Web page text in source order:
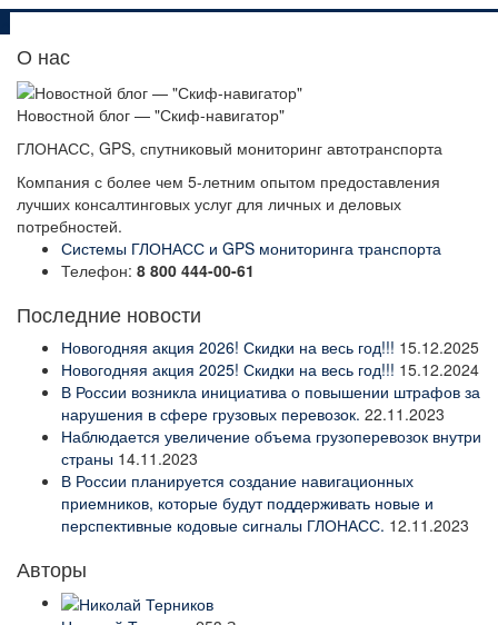
О нас
Новостной блог — "Скиф-навигатор"
ГЛОНАСС, GPS, спутниковый мониторинг автотранспорта
Компания с более чем 5-летним опытом предоставления
лучших консалтинговых услуг для личных и деловых
потребностей.
Системы ГЛОНАСС и GPS мониторинга транспорта
Телефон: 8 800 444-00-61
Последние новости
Новогодняя акция 2026! Скидки на весь год!!! 15.12.2025
Новогодняя акция 2025! Скидки на весь год!!! 15.12.2024
В России возникла инициатива о повышении штрафов за
нарушения в сфере грузовых перевозок. 22.11.2023
Наблюдается увеличение объема грузоперевозок внутри
страны 14.11.2023
В России планируется создание навигационных
приемников, которые будут поддерживать новые и
перспективные кодовые сигналы ГЛОНАСС. 12.11.2023
Авторы